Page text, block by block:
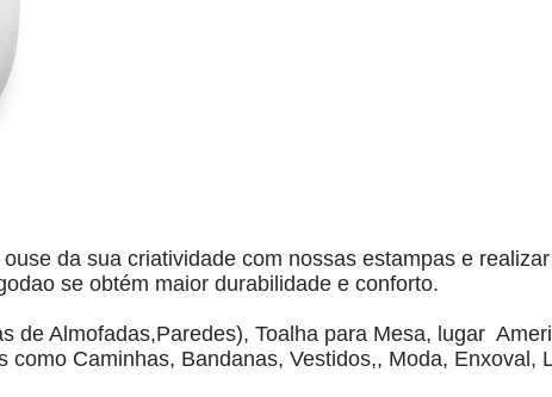
da sua criatividade com nossas estampas e
se obtém maior durabilidade e conforto.
de Almofadas,Paredes), Toalha para Mesa, lugar
Caminhas, Bandanas, Vestidos,, Moda, Enxoval,